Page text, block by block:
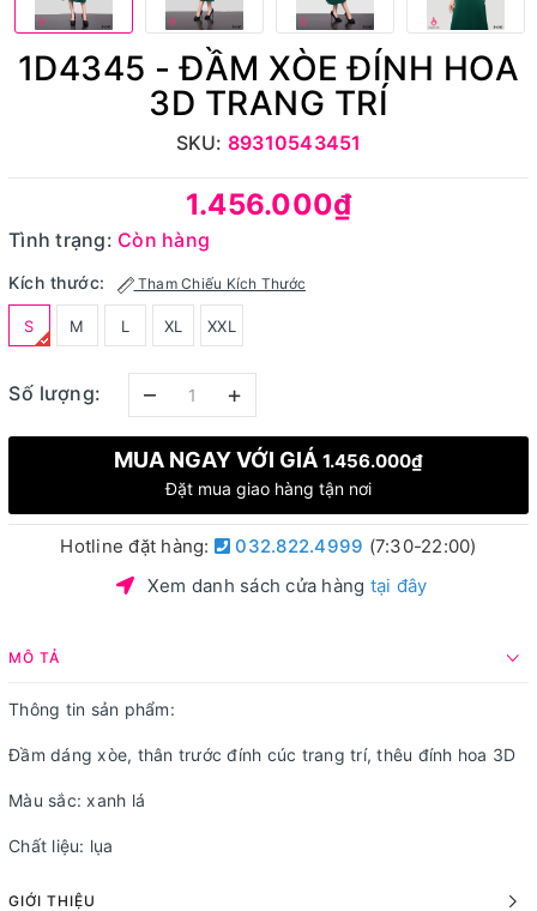
1D4345 - ĐẦM XÒE ĐÍNH HOA
3D TRANG TRÍ
SKU: 89310543451
1.456.000₫
Tình trạng: Còn hàng
Kích thước: Tham Chiếu Kích Thước
S M L XL XXL
Số lượng: – +
MUA NGAY VỚI GIÁ 1.456.000₫
Đặt mua giao hàng tận nơi
Hotline đặt hàng: 032.822.4999 (7:30-22:00)
Xem danh sách cửa hàng tại đây
MÔ TẢ
Thông tin sản phẩm:
Đầm dáng xòe, thân trước đính cúc trang trí, thêu đính hoa 3D
Màu sắc: xanh lá
Chất liệu: lụa
GIỚI THIỆU